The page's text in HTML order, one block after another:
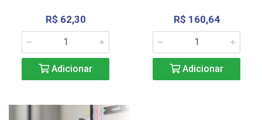
R$ 62,30
Adicionar
R$ 160,64
Adicionar